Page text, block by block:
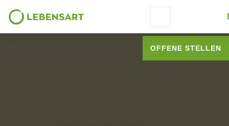
OFFENE STELLEN